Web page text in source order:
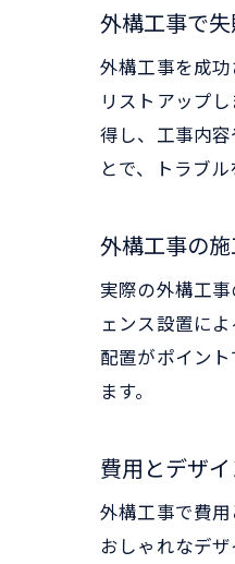
外構工事で
外構工事を成
リストアップ
得し、工事内
とで、トラブル
外構工事の
実際の外構工
ェンス設置に
配置がポイン
ます。
費用とデザ
外構工事で費
おしゃれなデ